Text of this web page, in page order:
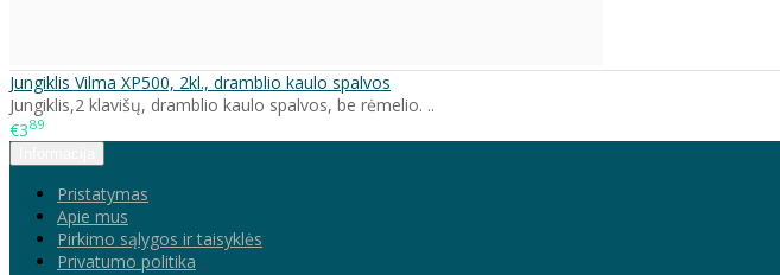
Jungiklis Vilma XP500, 2kl., dramblio kaulo spalvos
Jungiklis,2 klavišų, dramblio kaulo spalvos, be rėmelio. ..
€389
Pristatymas
Apie mus
Pirkimo sąlygos ir taisyklės
Privatumo politika